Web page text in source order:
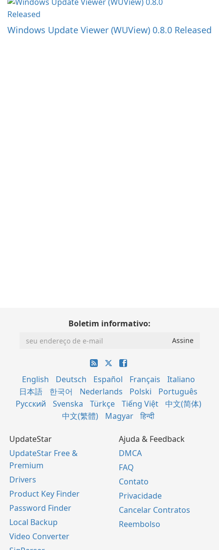
Windows Update Viewer (WUView) 0.8.0 Released
Boletim informativo:
English Deutsch Español Français
Italiano
日本語
한국어 Nederlands Polski
Português
Русский
Svenska Türkçe Tiếng Việt
中文(简体)
中文(繁體)
Magyar हिन्दी
UpdateStar
UpdateStar Free &
Premium
Drivers
Product Key Finder
Password Finder
Local Backup
Video Converter
Ajuda & Feedback
DMCA
FAQ
Contato
Privacidade
Cancelar Contratos
Reembolso